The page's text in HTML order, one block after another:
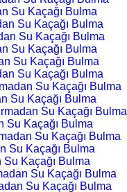
Su Kaçağı Bulma
Su Kaçağı Bulma
Su Kaçağı Bulma
Su Kaçağı Bulma
Su Kaçağı Bulma
Su Kaçağı Bulma
Su Kaçağı Bulma
Su Kaçağı Bulma
Su Kaçağı Bulma
Su Kaçağı Bulma
Su Kaçağı Bulma
Su Kaçağı Bulma
Su Kaçağı Bulma
Su Kaçağı Bulma
Su Kaçağı Bulma